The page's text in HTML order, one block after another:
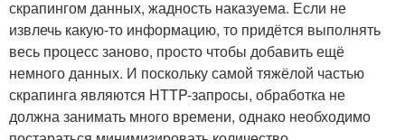
скрапингом данных, жадность наказуема. Если не
извлечь какую-то информацию, то придётся выполнять
весь процесс заново, просто чтобы добавить ещё
немного данных. И поскольку самой тяжёлой частью
скрапинга являются HTTP-запросы, обработка не
должна занимать много времени, однако необходимо